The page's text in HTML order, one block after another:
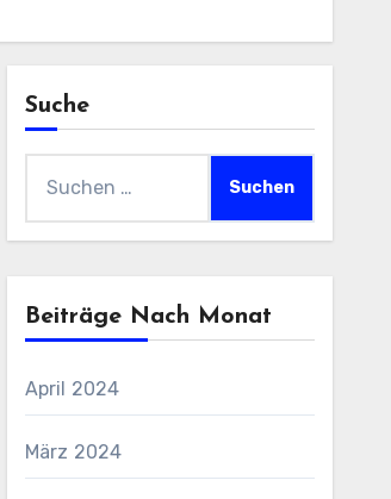
Suche
nach:
Beiträge Nach Monat
April 2024
März 2024